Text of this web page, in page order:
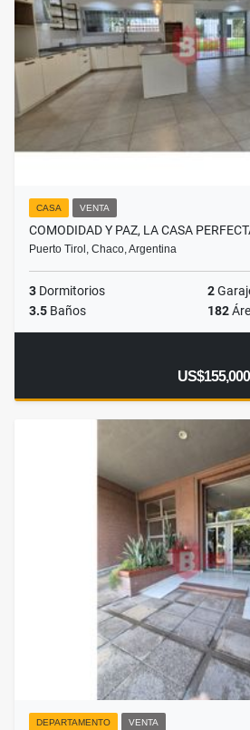
CASA VENTA
COMODIDAD Y PAZ, LA CASA
Puerto Tirol, Chaco, Argentina
3 Dormitorios 2
3.5 Baños 182
US$155,000
DEPARTAMENTO VENTA